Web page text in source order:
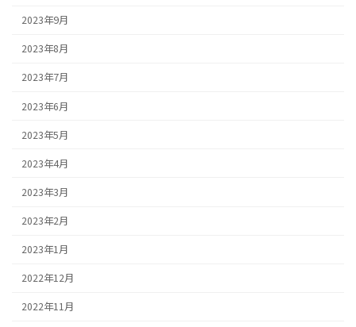
2023年9月
2023年8月
2023年7月
2023年6月
2023年5月
2023年4月
2023年3月
2023年2月
2023年1月
2022年12月
2022年11月